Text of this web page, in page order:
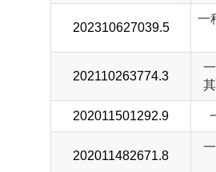
202310627039.5
一
202110263774.3
202011501292.9
202011482671.8